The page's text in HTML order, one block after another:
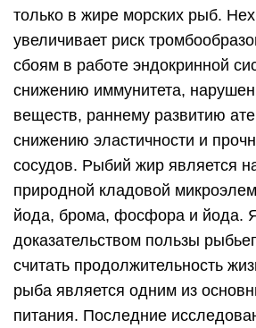
только в жире морских рыб.
увеличивает риск
сбоям в работе эндокринной
снижению иммунитета,
веществ, раннему развитию
снижению эластичности и
сосудов. Рыбий жир является
природной кладовой
йода, брома, фосфора и йода.
доказательством пользы
считать продолжительность
рыба является одним из
питания. Последние